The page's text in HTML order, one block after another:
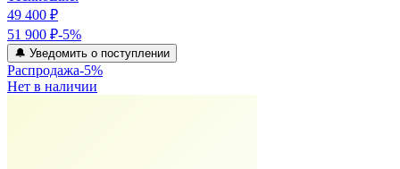
49 400 ₽
51 900 ₽-5%
🔔 Уведомить о поступлении
Распродажа-5%
Нет в наличии